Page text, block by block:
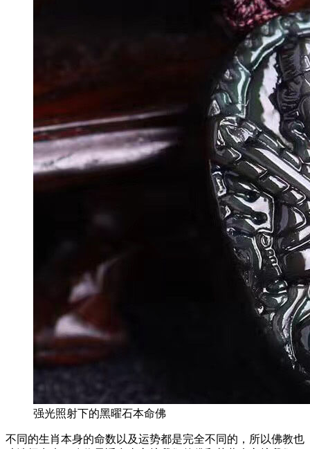
强光照射下的黑曜石本命佛
不同的生肖本身的命数以及运势都是完全不同的，所以佛教也